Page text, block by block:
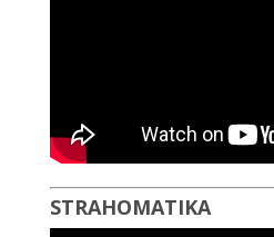
STRAHOMATIKA